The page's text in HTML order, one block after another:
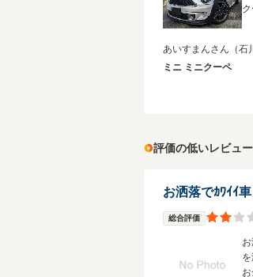
あいすまんさん （石
ミニ ミニクーペ
評価の低いレビュ
お洒落でｶﾜｲｲ車
総合評価